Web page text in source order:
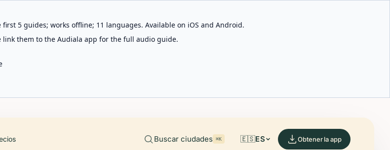
5 guides; works offline; 11 languages. Available on iOS and Android.
link them to the Audiala app for the full audio guide.
Buscar ciudades ⌘K 🇪🇸ES Obtener la app